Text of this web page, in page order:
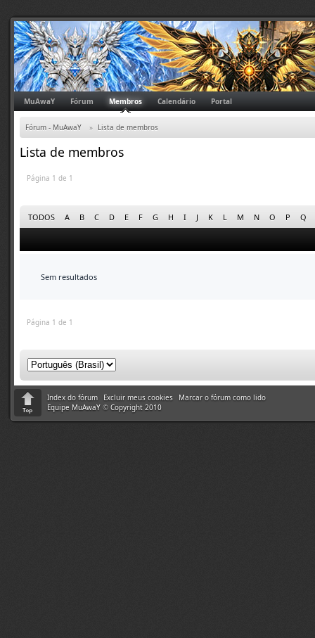
MuAwaY Fórum Membros Calendário Portal
Fórum - MuAwaY » Lista de membros
Lista de membros
Página 1 de 1
TODOS A B C D E F G H I J K L M N O P Q
Sem resultados
Página 1 de 1
Index do fórum Excluir meus cookies
Marcar o fórum como lido
Equipe MuAwaY © Copyright 2010